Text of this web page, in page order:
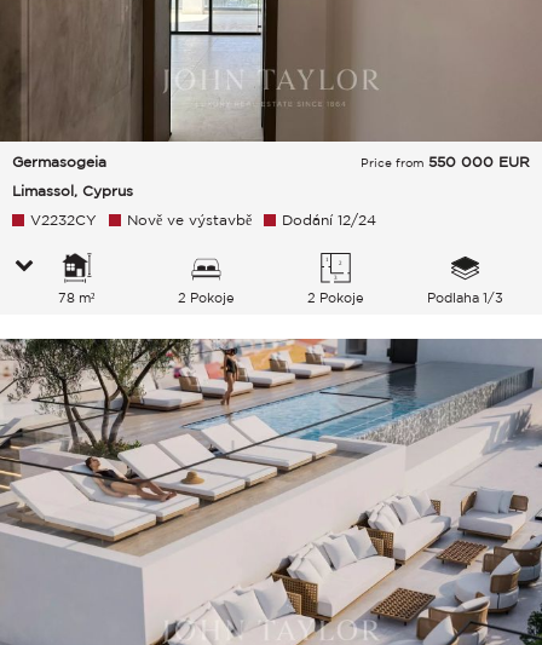
Germasogeia
Limassol, Cyprus
Price from 550 000 EUR
V2232CY Nově ve výstavbě Dodání 12/24
78 m² 2 Pokoje 2 Pokoje Podlaha 1/3